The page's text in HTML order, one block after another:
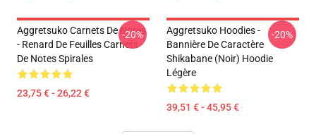
Aggretsuko Carnets De Notes
- Renard De Feuilles Carnets
De Notes Spirales
23,75 € - 26,22 €
-20%
Aggretsuko Hoodies -
Bannière De Caractère
Shikabane (noir) Hoodie
Légère
39,51 € - 45,95 €
-20%